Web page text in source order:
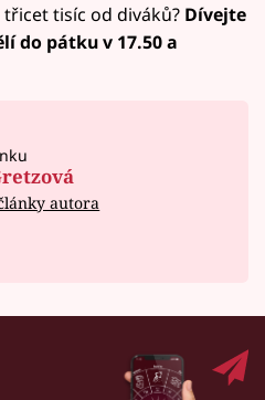
tisíc od diváků? Dívejte
do pátku v 17.50 a
autora